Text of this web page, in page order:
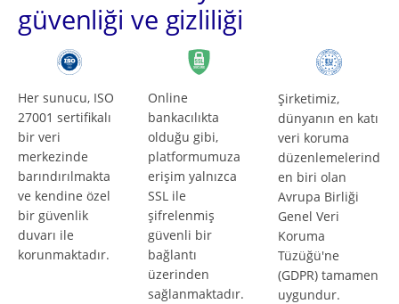
güvenliği ve gizliliği
Her sunucu, ISO
27001 sertifikalı
bir veri
merkezinde
barındırılmakta
ve kendine özel
bir güvenlik
duvarı ile
korunmaktadır.
Online
bankacılıkta
olduğu gibi,
platformumuza
erişim yalnızca
SSL ile
şifrelenmiş
güvenli bir
bağlantı
üzerinden
sağlanmaktadır.
Şirketimiz,
dünyanın en katı
veri koruma
düzenlemelerind
en biri olan
Avrupa Birliği
Genel Veri
Koruma
Tüzüğü'ne
(GDPR) tamamen
uygundur.